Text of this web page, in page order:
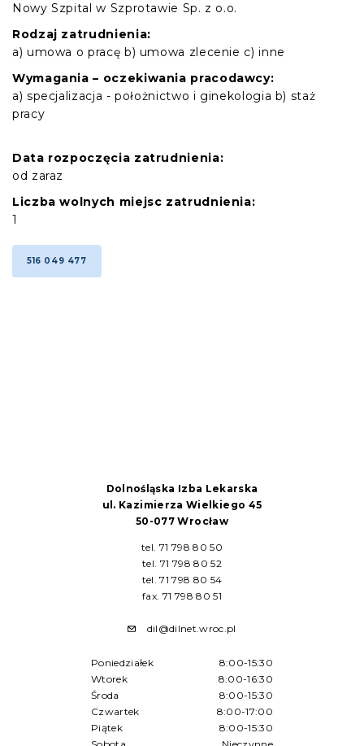
Nowy Szpital w Szprotawie Sp. z o.o.
Rodzaj zatrudnienia:
a) umowa o pracę b) umowa zlecenie c) inne
Wymagania – oczekiwania pracodawcy:
a) specjalizacja - położnictwo i ginekologia b) staż
pracy
Data rozpoczęcia zatrudnienia:
od zaraz
Liczba wolnych miejsc zatrudnienia:
1
516 049 477
Dolnośląska Izba Lekarska
ul. Kazimierza Wielkiego 45
50-077 Wrocław
tel. 71 798 80 50
tel. 71 798 80 52
tel. 71 798 80 54
fax. 71 798 80 51
dil@dilnet.wroc.pl
Poniedziałek
8:00-15:30
Wtorek
8:00-16:30
Środa
8:00-15:30
Czwartek
8:00-17:00
Piątek
8:00-15:30